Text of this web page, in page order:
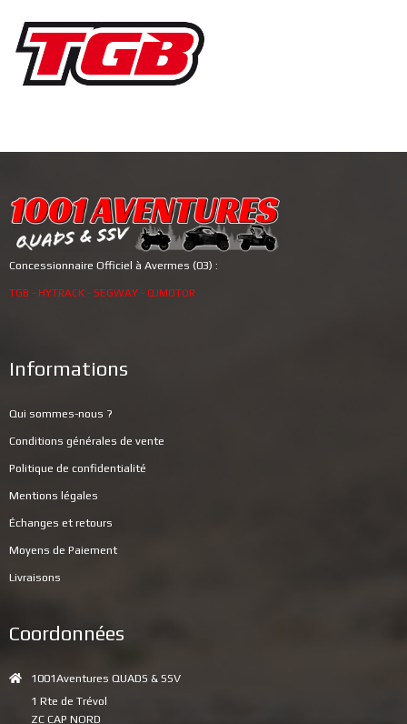
Concessionnaire Officiel à Avermes (03) :
TGB - HYTRACK - SEGWAY - QJMOTOR
Informations
Qui sommes-nous ?
Conditions générales de vente
Politique de confidentialité
Mentions légales
Échanges et retours
Moyens de Paiement
Livraisons
Coordonnées
1001Aventures QUADS & SSV
1 Rte de Trévol
ZC CAP NORD